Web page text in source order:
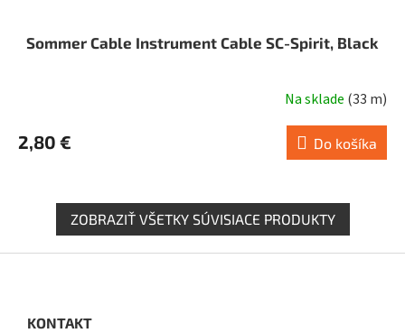
Sommer Cable Instrument Cable SC-Spirit, Black
produktu
hviezdičiek.
Na sklade (33 m)
2,80 € Do košíka
ZOBRAZIŤ VŠETKY SÚVISIACE PRODUKTY
KONTAKT